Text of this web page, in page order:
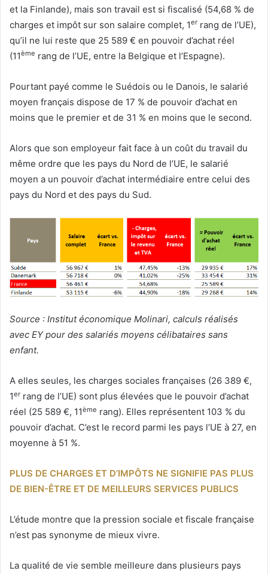
et la Finlande), mais son travail est si fiscalisé (54,68 % de
charges et impôt sur son salaire complet, 1er rang de l’UE),
qu’il ne lui reste que 25 589 € en pouvoir d’achat réel
(11ème rang de l’UE, entre la Belgique et l’Espagne).
Pourtant payé comme le Suédois ou le Danois, le salarié
moyen français dispose de 17 % de pouvoir d’achat en
moins que le premier et de 31 % en moins que le second.
Alors que son employeur fait face à un coût du travail du
même ordre que les pays du Nord de l’UE, le salarié
moyen a un pouvoir d’achat intermédiaire entre celui des
pays du Nord et des pays du Sud.
Source : Institut économique Molinari, calculs réalisés
avec EY pour des salariés moyens célibataires sans
enfant.
A elles seules, les charges sociales françaises (26 389 €,
1er rang de l’UE) sont plus élevées que le pouvoir d’achat
réel (25 589 €, 11ème rang). Elles représentent 103 % du
pouvoir d’achat. C’est le record parmi les pays l’UE à 27, en
moyenne à 51 %.
PLUS DE CHARGES ET D’IMPÔTS NE SIGNIFIE PAS PLUS
DE BIEN-ÊTRE ET DE MEILLEURS SERVICES PUBLICS
L’étude montre que la pression sociale et fiscale française
n’est pas synonyme de mieux vivre.
La qualité de vie semble meilleure dans plusieurs pays